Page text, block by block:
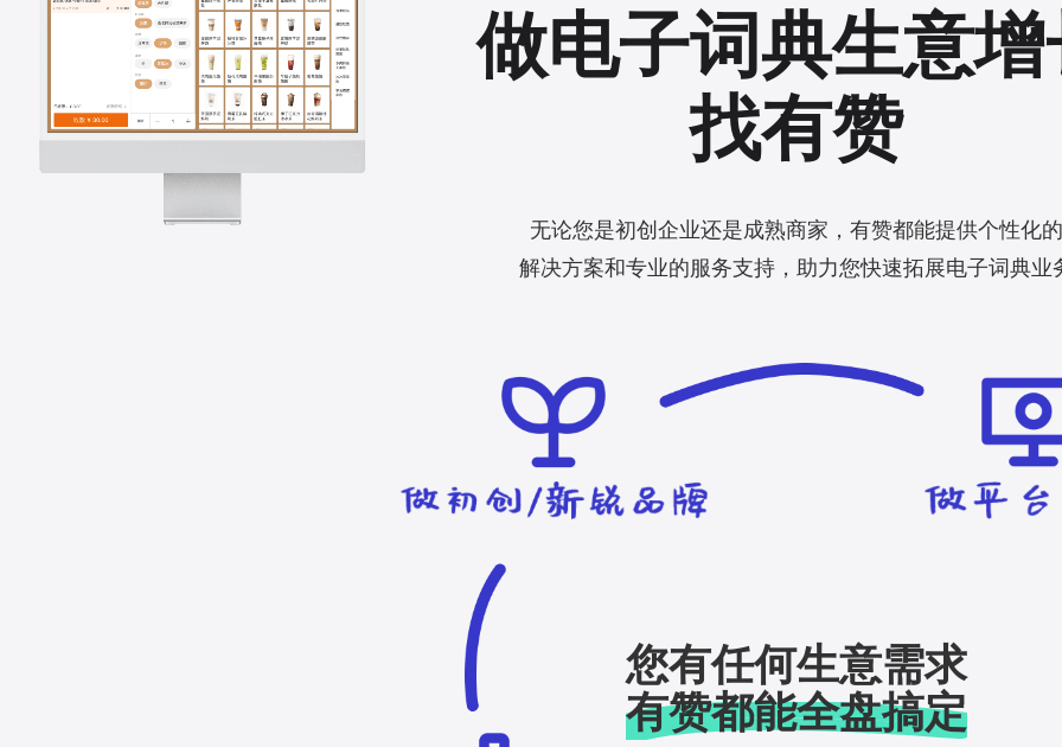
做电子词典生意
找有赞
无论您是初创企业还是成熟商家，有赞都能提供个性化的
解决方案和专业的服务支持，助力您快速拓展电子词典业
您有任何生意需求
有赞都能全盘搞定